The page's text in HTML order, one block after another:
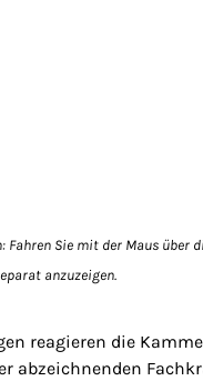
Sie mit der Maus über
anzuzeigen.
reagieren die
abzeichnenden